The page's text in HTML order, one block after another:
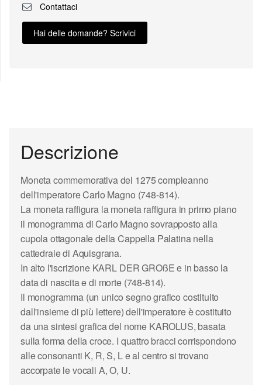
Contattaci
Hai delle domande? Scrivici
Descrizione
Moneta commemorativa del 1275 compleanno
dell'imperatore Carlo Magno (748-814).
La moneta raffigura la moneta raffigura in primo piano
il monogramma di Carlo Magno sovrapposto alla
cupola ottagonale della Cappella Palatina nella
cattedrale di Aquisgrana.
In alto l'iscrizione KARL DER GROßE e in basso la
data di nascita e di morte (748-814).
Il monogramma (un unico segno grafico costituito
dall'insieme di più lettere) dell'imperatore è costituito
da una sintesi grafica del nome KAROLUS, basata
sulla forma della croce. I quattro bracci corrispondono
alle consonanti K, R, S, L e al centro si trovano
accorpate le vocali A, O, U.